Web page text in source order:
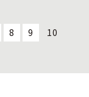
8 9 10